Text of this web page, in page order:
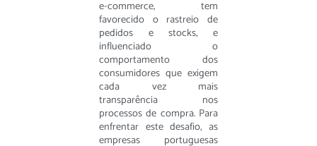
e-commerce, tem
favorecido o rastreio de
pedidos e stocks, e
influenciado o
comportamento dos
consumidores que exigem
cada vez mais
transparência nos
processos de compra. Para
enfrentar este desafio, as
empresas portuguesas